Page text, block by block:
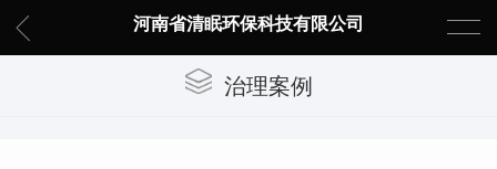
河南省清眠环保科技有限公司
治理案例